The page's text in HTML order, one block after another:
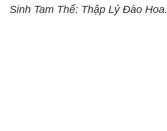
Sinh Tam Thế: Thập Lý Đào Hoa.